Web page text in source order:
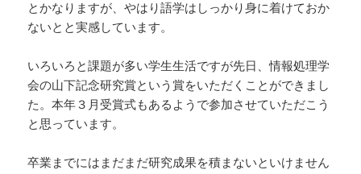
とかなりますが、やはり語学はしっかり身に着けておか
ないとと実感しています。
いろいろと課題が多い学生生活ですが先日、情報処理学
会の山下記念研究賞という賞をいただくことができまし
た。本年３月受賞式もあるようで参加させていただこう
と思っています。
卒業までにはまだまだ研究成果を積まないといけません